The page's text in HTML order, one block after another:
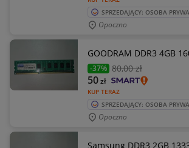
SPRZEDAJĄCY: OSOBA
Opoczno
GOODRAM DDR3 4GB
-37% 80,00 zł
KUP TERAZ
50zł
SPRZEDAJĄCY: OSOBA
Opoczno
Samsung DDR3 2GB